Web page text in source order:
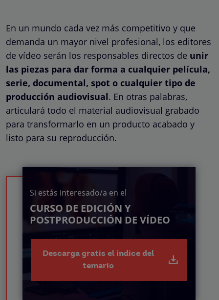
En un mundo cada vez más competitivo y que
demanda un mayor nivel profesional, los editores
de vídeo serán los responsables directos de unir
las piezas para dar forma a cualquier película,
serie, documental, spot o cualquier tipo de
producción audiovisual. En otras palabras,
articulará todo el material audiovisual grabado
para transformarlo en un producto acabado y
listo para su reproducción.
Si estás interesado/a en el
CURSO DE EDICIÓN Y
POSTPRODUCCIÓN DE VÍDEO
Descarga gratis el índice del
temario